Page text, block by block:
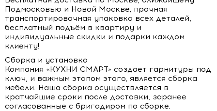
Подмосковью и Новой Москве, прочная
транспортировочная упаковка всех деталей,
бесплатный подъём в квартиру и
индивидуальные скидки и подарки каждом
клиенту!
Сборка и установка
Компания «КУХНИ СМАРТ» создает гарнитуры под
ключ, и важным этапом этого, является сборка
мебели. Наша сборка осуществляется в
кратчайшие сроки после доставки, заранее
согласованные с бригадиром по сборке.